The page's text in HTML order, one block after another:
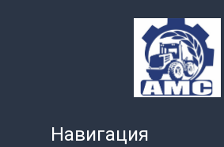
Навигация